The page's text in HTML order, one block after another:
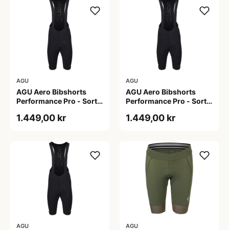
AGU
AGU Aero Bibshorts
Performance Pro - Sort -
1.449,00 kr
AGU
AGU Aero Bibshorts
Performance Pro - Sort -
1.449,00 kr
AGU AGU